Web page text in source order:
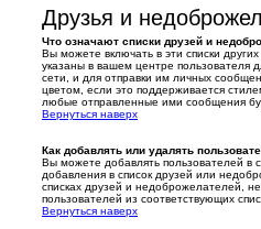
Друзья и
Что означают списки друзей и
Вы можете включать в эти списки
указаны в вашем центре пользователя
сети, и для отправки им личных
цветом, если это поддерживается
любые отправленные ими сообщения
Вернуться наверх
Как добавлять или удалять
Вы можете добавлять пользователей в
добавления в список друзей или
списках друзей и недоброжелателей,
пользователей из соответствующих
Вернуться наверх